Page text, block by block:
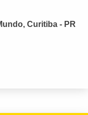
Curitiba - PR